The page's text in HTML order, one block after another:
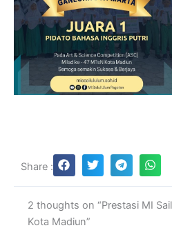
Share :
2 thoughts on “Prestasi MI
Kota Madiun”